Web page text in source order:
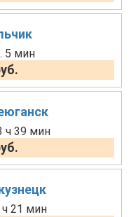
5 мин
ч 39 мин
21 мин